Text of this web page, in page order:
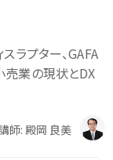
ラプター、GAFA
売業の現状とDX
師: 殿岡 良美